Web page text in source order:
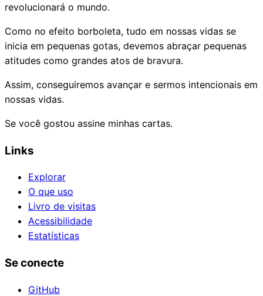
revolucionará o mundo.
Como no efeito borboleta, tudo em nossas vidas se
inicia em pequenas gotas, devemos abraçar pequenas
atitudes como grandes atos de bravura.
Assim, conseguiremos avançar e sermos intencionais em
nossas vidas.
Se você gostou assine minhas cartas.
Links
Explorar
O que uso
Livro de visitas
Acessibilidade
Estatísticas
Se conecte
GitHub